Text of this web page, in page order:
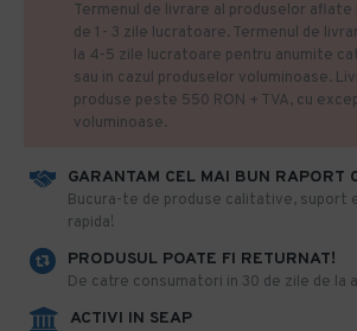
GARANTAM CEL MAI BUN RAPORT
​Bucura-te de produse calitative, suport
rapida!
PRODUSUL POATE FI RETURNAT!
De catre consumatori in 30 de zile de la
ACTIVI IN SEAP
Termenul de livrare al produselor
de 1- 3 zile lucratoare. Termenul de
la 4-5 zile lucratoare pentru anumite
sau in cazul produselor voluminoase.
produse peste 550 RON + TVA, cu
voluminoase.